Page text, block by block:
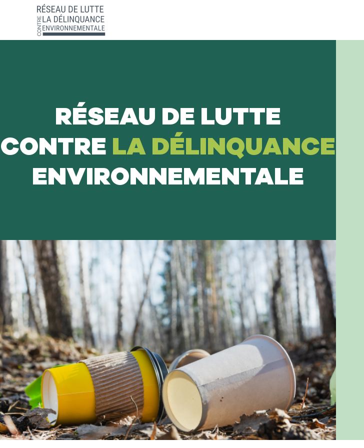
RÉSEAU DE LUTTE
CONTRE LA DÉLINQUANCE
ENVIRONNEMENTALE